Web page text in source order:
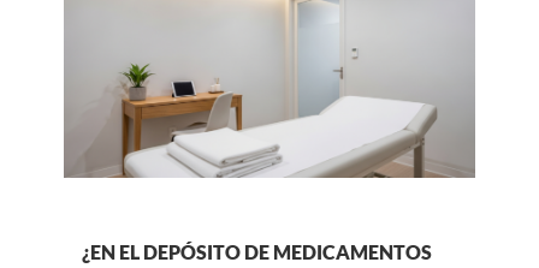
¿EN EL DEPÓSITO DE MEDICAMENTOS